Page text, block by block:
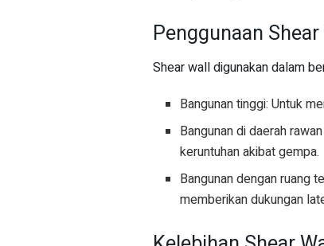
Penggunaan
Shear wall digunakan dalam
Bangunan tinggi: Untuk
Bangunan di daerah
keruntuhan akibat gempa.
Bangunan dengan ruang
memberikan dukungan